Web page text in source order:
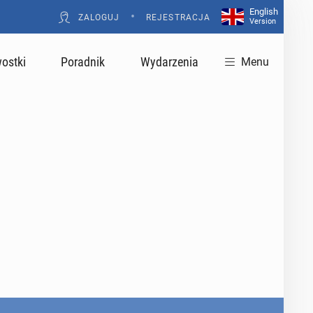
ZALOGUJ • REJESTRACJA
English
Version
Poradnik Wydarzenia Menu